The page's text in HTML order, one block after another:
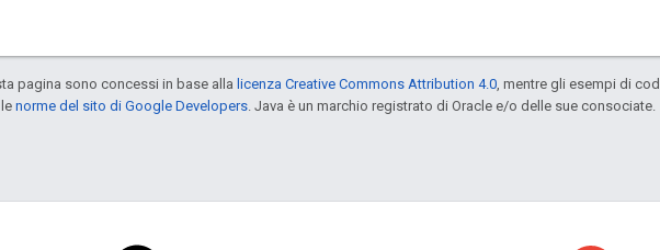
pagina sono concessi in base alla licenza Creative Commons Attribution 4.0 , mentre gli esempi di
norme del sito di Google Developers . Java è un marchio registrato di Oracle e/o delle sue consociate.